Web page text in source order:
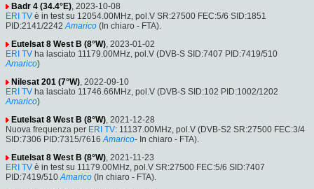
Badr 4 (34.4°E), 2023-10-08
ERI TV è in test su 12054.00MHz, pol.V SR:27500 FEC:5/6 SID:1851
PID:2141/2242 Amarico (In chiaro - FTA).
Eutelsat 8 West B (8°W), 2023-01-02
ERI TV ha lasciato 11179.00MHz, pol.V (DVB-S SID:7407 PID:7419/510
Amarico)
Nilesat 201 (7°W), 2022-09-10
ERI TV ha lasciato 11746.66MHz, pol.V (DVB-S SID:102 PID:1002/1202
Amarico)
Eutelsat 8 West B (8°W), 2021-12-28
Nuova frequenza per ERI TV: 11137.00MHz, pol.V (DVB-S2 SR:27500 FEC:3/4
SID:7306 PID:7315/7616 Amarico- In chiaro - FTA).
Eutelsat 8 West B (8°W), 2021-11-23
ERI TV è in test su 11179.00MHz, pol.V SR:27500 FEC:5/6 SID:7407
PID:7419/510 Amarico (In chiaro - FTA).